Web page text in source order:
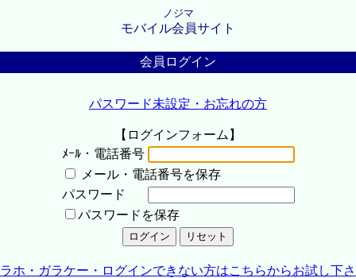
ノジマ
モバイル会員サイト
会員ログイン
パスワード未設定・お忘れの方
【ログインフォーム】
ﾒｰﾙ・電話番号
メール・電話番号を保存
パスワード
パスワードを保存
ホ・ガラケー・ログインできない方はこちらからお試し下